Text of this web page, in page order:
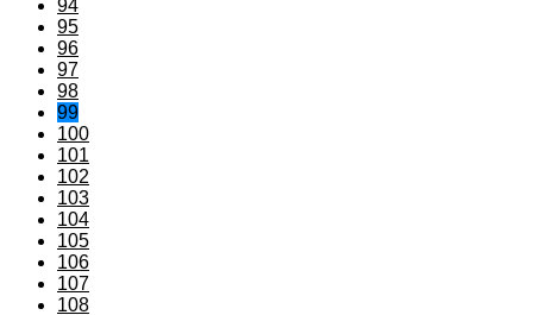
94
95
96
97
98
99
100
101
102
103
104
105
106
107
108